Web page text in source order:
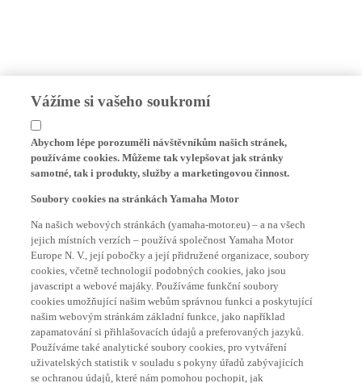
Vážíme si vašeho soukromí
Abychom lépe porozuměli návštěvníkům našich stránek,
používáme cookies. Můžeme tak vylepšovat jak stránky
samotné, tak i produkty, služby a marketingovou činnost.
Soubory cookies na stránkách Yamaha Motor
Na našich webových stránkách (yamaha-motor.eu) – a na všech
jejich místních verzích – používá společnost Yamaha Motor
Europe N. V., její pobočky a její přidružené organizace, soubory
cookies, včetně technologií podobných cookies, jako jsou
javascript a webové majáky. Používáme funkční soubory
cookies umožňující našim webům správnou funkci a poskytující
našim webovým stránkám základní funkce, jako například
zapamatování si přihlašovacích údajů a preferovaných jazyků.
Používáme také analytické soubory cookies, pro vytváření
uživatelských statistik v souladu s pokyny úřadů zabývajících
se ochranou údajů, které nám pomohou pochopit, jak